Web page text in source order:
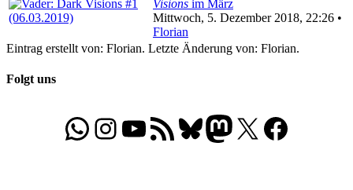
Visions im März
Mittwoch, 5. Dezember 2018, 22:26 •
Florian
Eintrag erstellt von: Florian. Letzte Änderung von: Florian.
Folgt uns
WhatsApp
Folgt uns auf Instagram
Besucht unseren YouTube-Kanal
RSS-FeedBluesky
Folgt uns auf Mastodon
X Folgt uns auf